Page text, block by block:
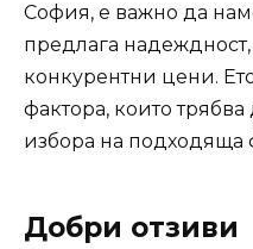
София, е важно да
предлага
конкурентни цени.
фактора, които
избора на подходяща
Добри отзиви